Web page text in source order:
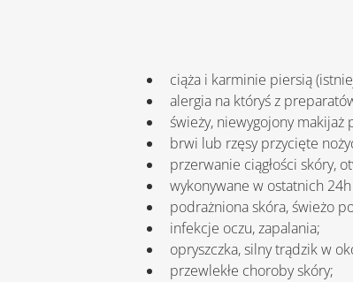
ciąża i karminie piersią
alergia na któryś z
świeży, niewygojony makijaż
brwi lub rzęsy przycięte
przerwanie ciągłości skóry,
wykonywane w ostatnich
podrażniona skóra, świeżo
infekcje oczu, zapalania;
opryszczka, silny trądzik w
przewlekłe choroby skóry;